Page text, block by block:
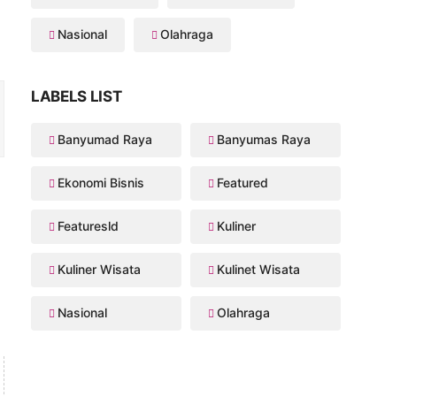
Nasional Olahraga
LABELS LIST
Banyumad Raya Banyumas Raya
Ekonomi Bisnis Featured
Featuresld Kuliner
Kuliner Wisata Kulinet Wisata
Nasional Olahraga